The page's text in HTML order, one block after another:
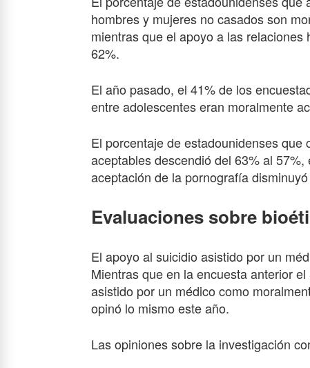
hombres y mujeres no casados son
mientras que el apoyo a las
62%.
El año pasado, el 41% de los
entre adolescentes eran moralmente
El porcentaje de estadounidenses
aceptables descendió del 63% al
aceptación de la pornografía
Evaluaciones sobre
El apoyo al suicidio asistido por un
Mientras que en la encuesta anterior
asistido por un médico como
opinó lo mismo este año.
Las opiniones sobre la investigación